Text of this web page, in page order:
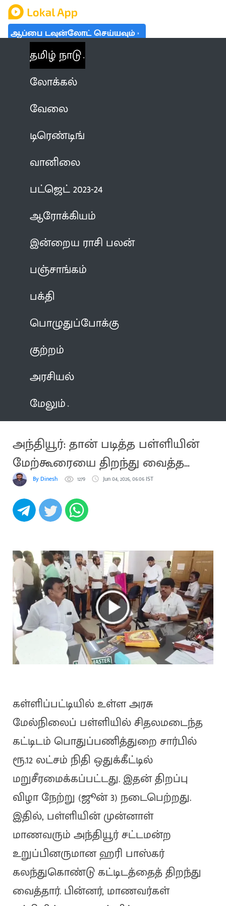
ஆப்பை டவுன்லோட் செய்யவும்
தமிழ் நாடு
லோக்கல்
வேலை
டிரெண்டிங்
வானிலை
பட்ஜெட் 2023-24
ஆரோக்கியம்
இன்றைய ராசி பலன்
பஞ்சாங்கம்
பக்தி
பொழுதுப்போக்கு
குற்றம்
அரசியல்
மேலும்
அந்தியூர்: தான் படித்த பள்ளியின்
மேற்கூரையை திறந்து வைத்த
எம்.எல்.ஏ
By Dinesh 1279 Jun 04, 2026, 06:06 IST
கள்ளிப்பட்டியில் உள்ள அரசு
மேல்நிலைப் பள்ளியில் சிதலமடைந்த
கட்டிடம் பொதுப்பணித்துறை சார்பில்
ரூ.12 லட்சம் நிதி ஒதுக்கீட்டில்
மறுசீரமைக்கப்பட்டது. இதன் திறப்பு
விழா நேற்று (ஜூன் 3) நடைபெற்றது.
இதில், பள்ளியின் முன்னாள்
மாணவரும் அந்தியூர் சட்டமன்ற
உறுப்பினருமான ஹரி பாஸ்கர்
கலந்துகொண்டு கட்டிடத்தைத் திறந்து
வைத்தார். பின்னர், மாணவர்கள்